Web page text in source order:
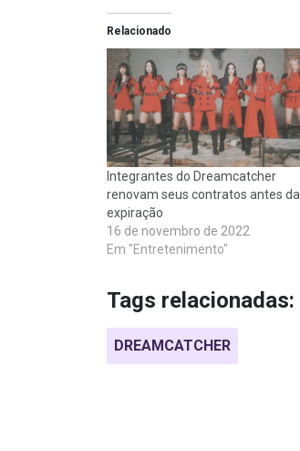
Relacionado
Integrantes do Dreamcatcher
renovam seus contratos antes da
expiração
16 de novembro de 2022
Em "Entretenimento"
Tags relacionadas:
DREAMCATCHER